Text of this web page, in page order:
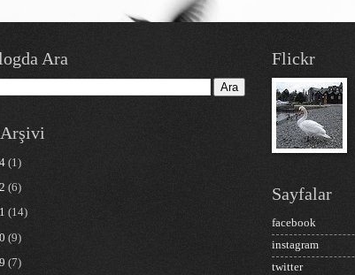
Ara
(1)
(6)
(14)
(9)
(7)
Flickr
Sayfalar
facebook
instagram
twitter